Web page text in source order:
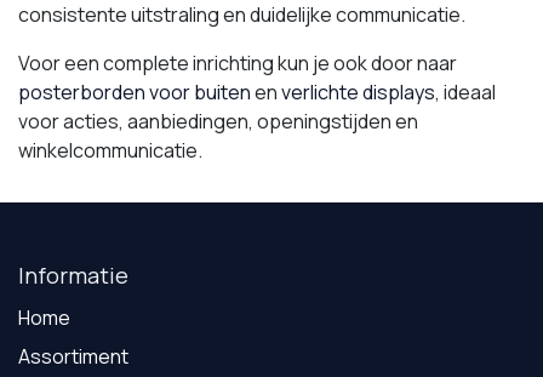
consistente uitstraling en duidelijke communicatie.
Voor een complete inrichting kun je ook door naar
posterborden voor buitenenverlichte displays, ideaal
voor acties, aanbiedingen, openingstijden en
winkelcommunicatie.
Informatie
Home
Assortiment